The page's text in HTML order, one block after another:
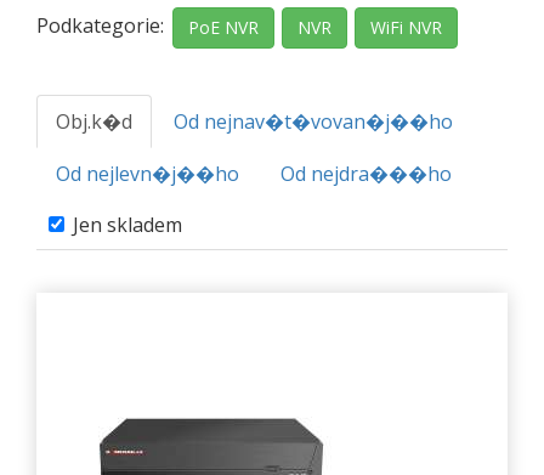
Podkategorie: PoE NVR NVR WiFi NVR
Obj.k�d
Od nejnav�t�vovan�j��ho
Od nejlevn�j��ho
Od nejdra���ho
Jen skladem